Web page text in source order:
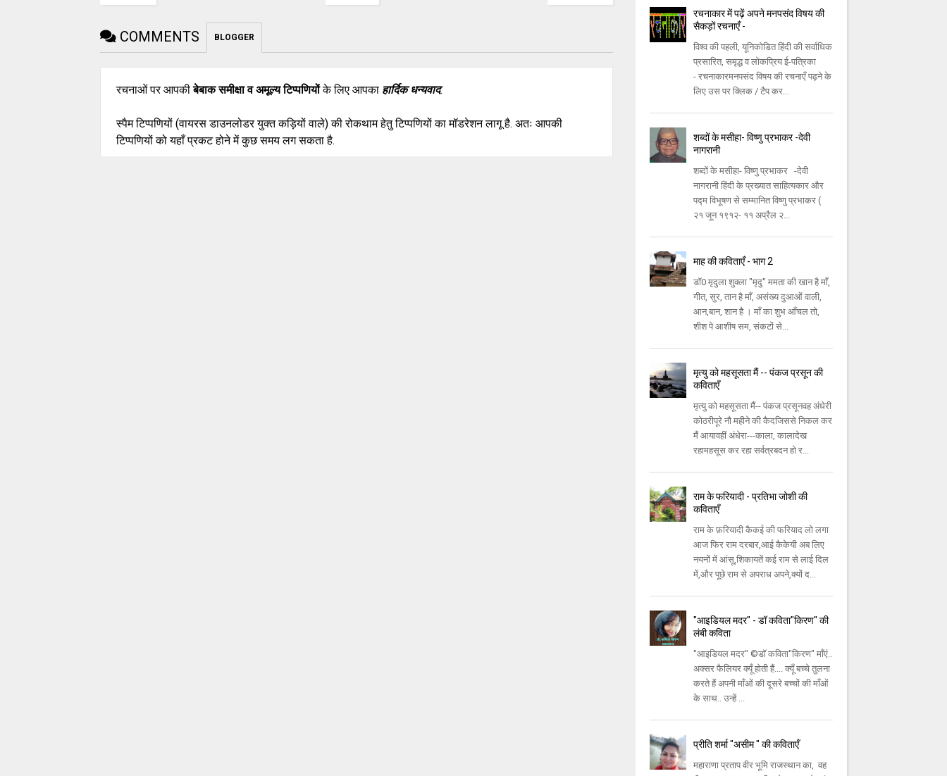
COMMENTS BLOGGER
रचनाओं पर आपकीबेबाक समीक्षा व अमूल्य टिप्पणियोंके लिए आपका हार्दिक धन्यवाद.
स्पैम टिप्पणियों (वायरस डाउनलोडर युक्त कड़ियों वाले) की रोकथाम हेतु टिप्पणियों का मॉडरेशन लागू है. अतः आपकी
टिप्पणियों को यहाँ प्रकट होने में कुछ समय लग सकता है.
रचनाकार में पढ़ें अपने मनपसंद विषय की
सैकड़ों रचनाएँ -
विश्व की पहली, यूनिकोडित हिंदी की सर्वाधिक
प्रसारित, समृद्ध व लोकप्रिय ई-पत्रिका
- रचनाकारमनपसंद विषय की रचनाएँ पढ़ने के
लिए उस पर क्लिक / टैप कर...
शब्दों के मसीहा- विष्णु प्रभाकर -देवी
नागरानी
शब्दों के मसीहा- विष्णु प्रभाकर -देवी
नागरानी हिंदी के प्रख्यात साहित्यकार और
पद्म विभूषण से सम्मानित विष्णु प्रभाकर (
२१ जून १९१२- ११ अप्रैल २...
माह की कविताएँ - भाग 2
डॉ0 मृदुला शुक्ला "मृदु" ममता की खान है माँ,
गीत, सुर, तान है माँ, असंख्य दुआओं वाली,
आन,बान, शान है । माँ का शुभ आँचल तो,
शीश पे आशीष सम, संकटों से...
मृत्यु को महसूसता मैं -- पंकज प्रसून की
कविताएँ
मृत्यु को महसूसता मैं-- पंकज प्रसूनवह अंधेरी
कोठरीपूरे नौ महीने की कैदजिससे निकल कर
मैं आयावहीं अंधेरा---काला, कालादेख
रहामहसूस कर रहा सर्वत्रबदन हो र...
राम के फरियादी - प्रतिभा जोशी की
कविताएँ
राम के फ़रियादी कैकई की फरियाद लो लगा
आज फिर राम दरबार,आई कैकेयी अब लिए
नयनों में आंसू,शिकायतें कई राम से लाई दिल
में,और पूछे राम से अपराध अपने,क्यों द...
"आइडियल मदर" - डॉ कविता"किरण" की
लंबी कविता
"आइडियल मदर" ©डॉ कविता"किरण" माँएं..
अक्सर फैलियर क्यूँ होती हैं.... क्यूँ बच्चे तुलना
करते हैं अपनी माँओं की दूसरे बच्चों की माँओं
के साथ.. उन्हें ...
प्रीति शर्मा "असीम " की कविताएँ
महाराणा प्रताप वीर भूमि राजस्थान का, वह